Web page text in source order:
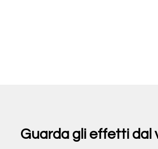
Guarda gli effetti dal